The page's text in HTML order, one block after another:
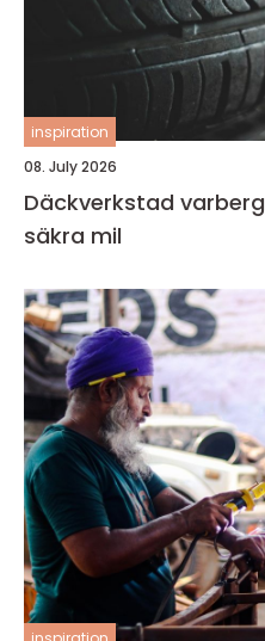
inspiration
08. July 2026
Däckverkstad varberg trygg service för
säkra mil